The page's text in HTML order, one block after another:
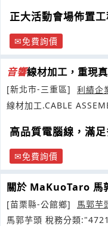
正大活動會場佈置
免費詢價
音響線材加工，重現
[新北市-三重區]
利績企
線材加工.CABLE
高品質電腦線，滿
免費詢價
關於 MaKuoTaro 馬
[苗栗縣-公館鄉]
馬郭芋
馬郭芋頭 稅務分類